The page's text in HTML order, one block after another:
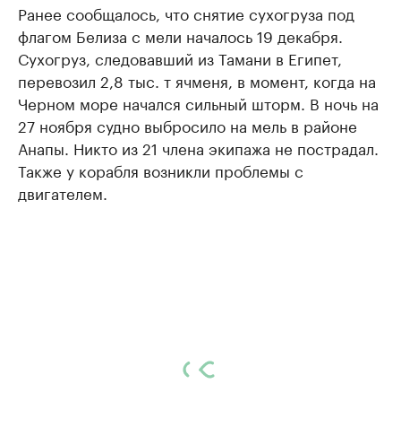
Ранее сообщалось, что снятие сухогруза под
флагом Белиза с мели началось 19 декабря.
Сухогруз, следовавший из Тамани в Египет,
перевозил 2,8 тыс. т ячменя, в момент, когда на
Черном море начался сильный шторм. В ночь на
27 ноября судно выбросило на мель в районе
Анапы. Никто из 21 члена экипажа не пострадал.
Также у корабля возникли проблемы с
двигателем.